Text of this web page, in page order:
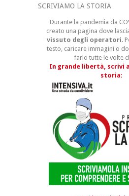
SCRIVIAMO LA STORIA
Durante la pandemia da
creato una pagina dove
vissuto degli operatori.
testo, caricare immagini o
farlo tutte le volte
In grande libertà, scrivi
storia: